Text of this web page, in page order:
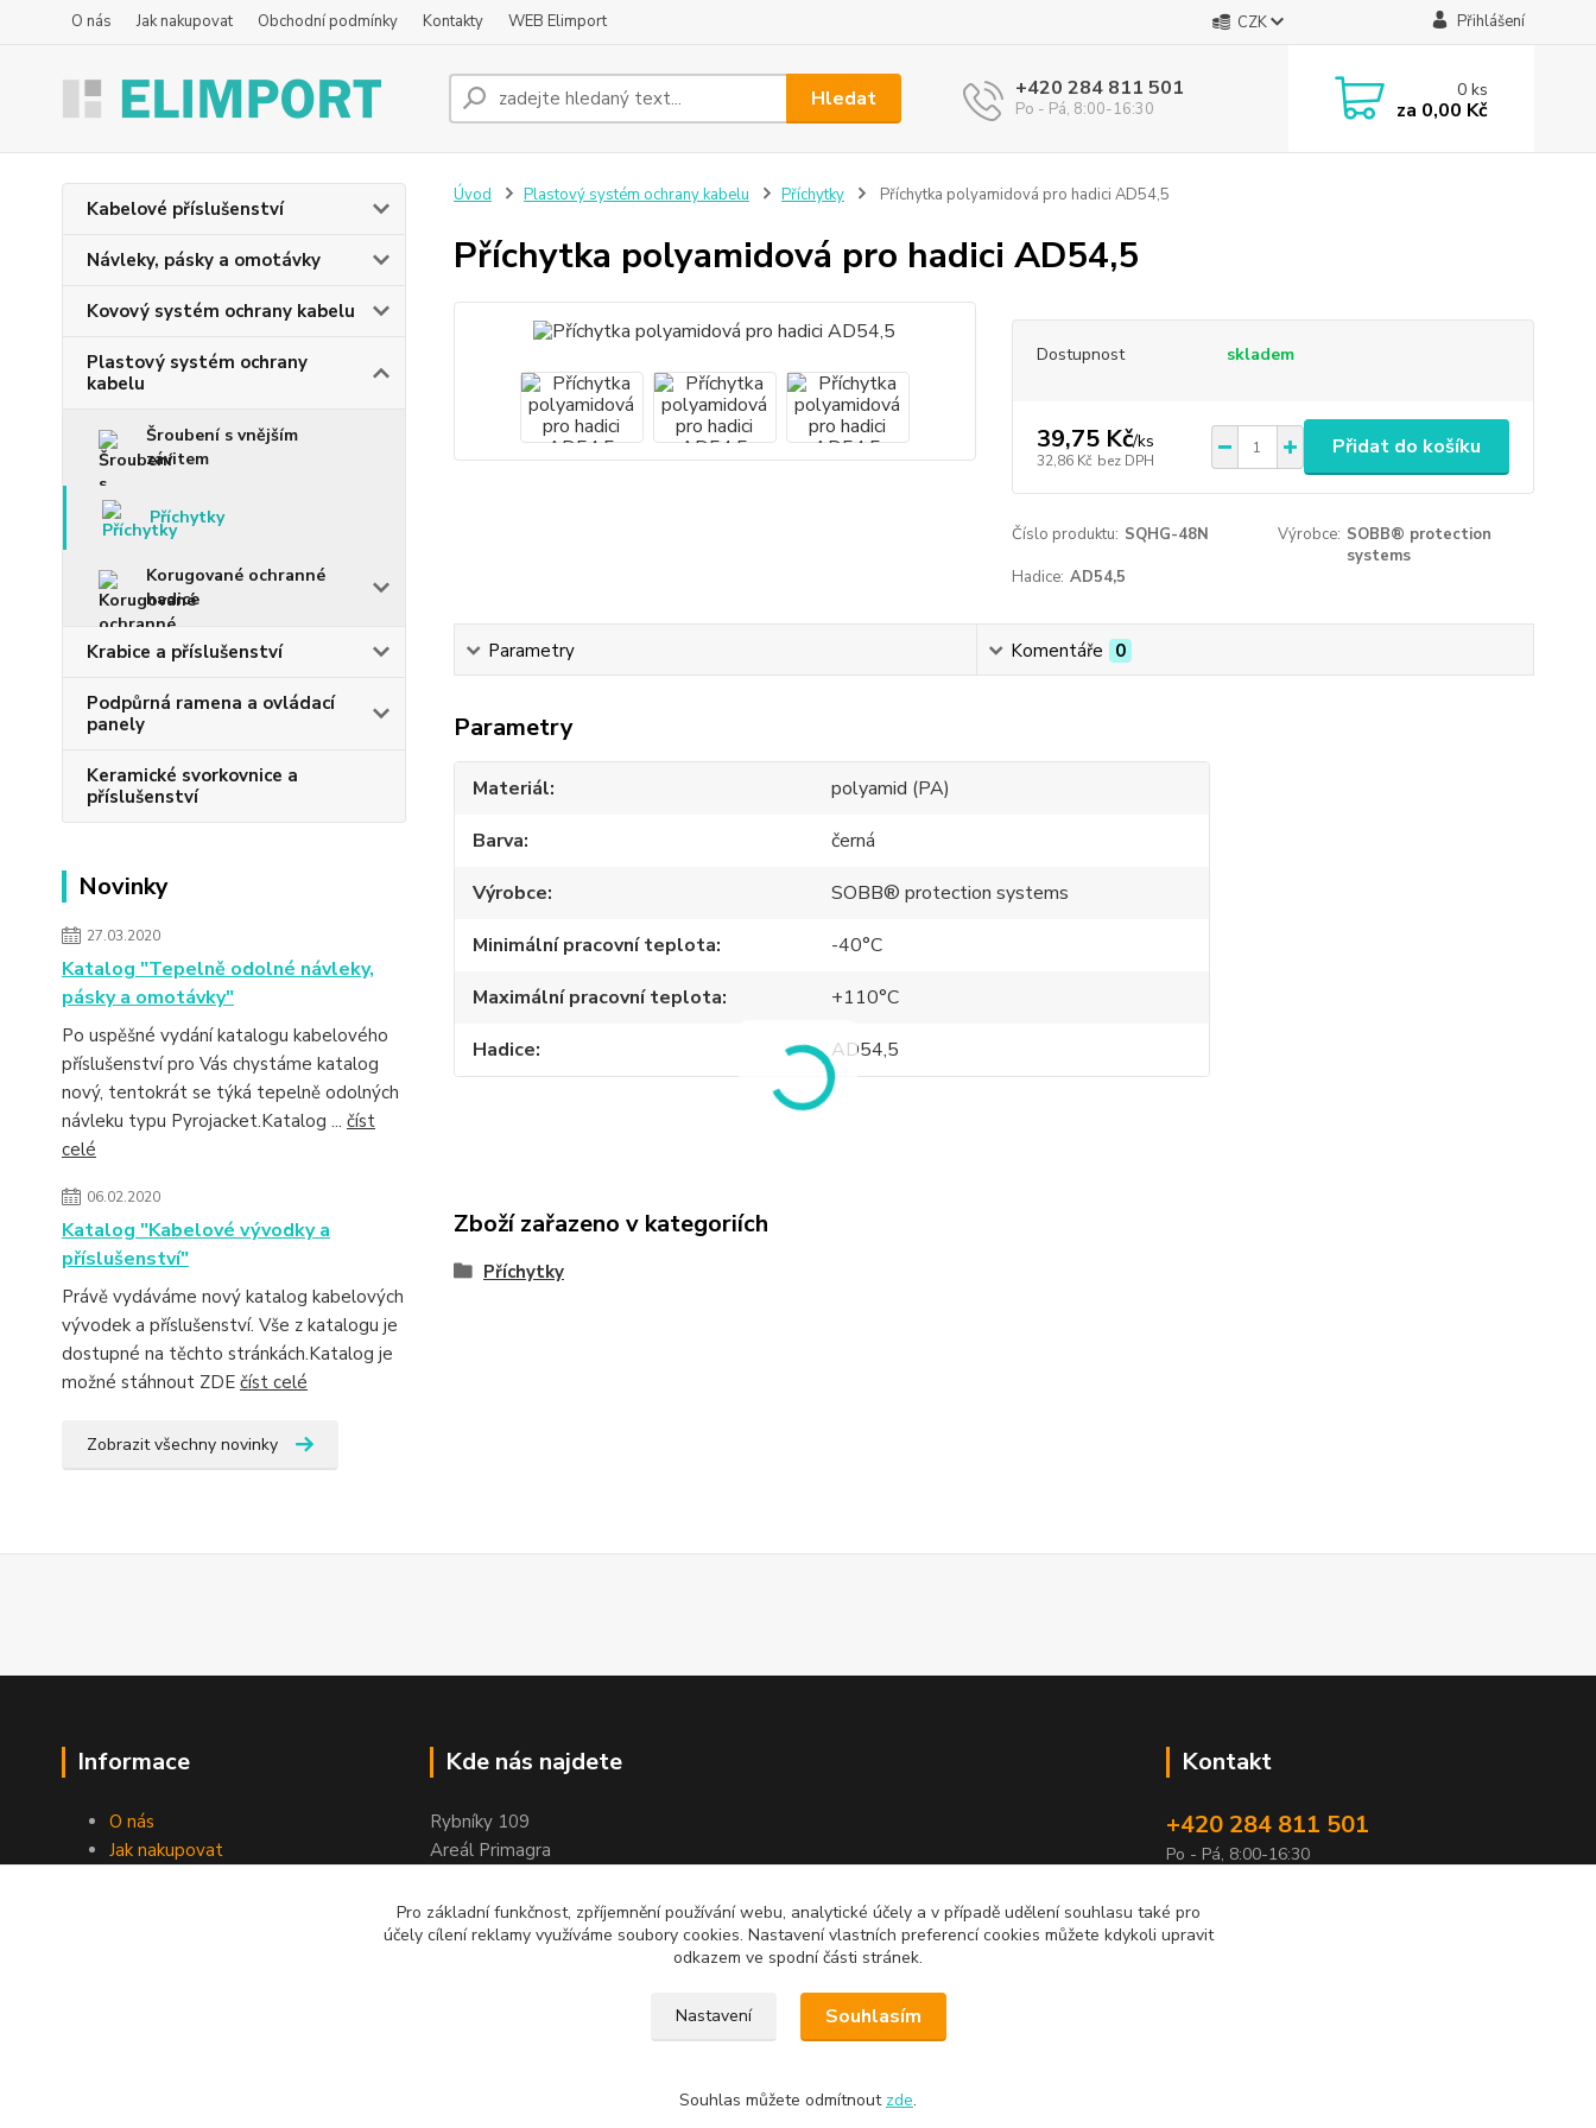
O nás Jak nakupovat Obchodní podmínky Kontakty WEB Elimport CZK Přihlášení
Hledat +420 284 811 501
Po - Pá, 8:00-16:30
0ks
za 0,00 Kč
Kabelové příslušenství
Návleky, pásky a omotávky
Kovový systém ochrany kabelu
Plastový systém ochrany
kabelu
Šroubení s vnějším
závitem
Příchytky
Korugované ochranné
hadice
Krabice a příslušenství
Podpůrná ramena a ovládací
panely
Keramické svorkovnice a
příslušenství
Novinky
27.03.2020
Katalog "Tepelně odolné návleky,
pásky a omotávky"
Po uspěšné vydání katalogu kabelového
příslušenství pro Vás chystáme katalog
nový, tentokrát se týká tepelně odolných
návleku typu Pyrojacket.Katalog ... číst
celé
06.02.2020
Katalog "Kabelové vývodky a
příslušenství"
Právě vydáváme nový katalog kabelových
vývodek a příslušenství. Vše z katalogu je
dostupné na těchto stránkách.Katalog je
možné stáhnout ZDE číst celé
Zobrazit všechny novinky
Úvod Plastový systém ochrany kabelu Příchytky Příchytka polyamidová pro hadici AD54,5
Příchytka polyamidová pro hadici AD54,5
Dostupnost skladem
39,75 Kč/ks
32,86 Kč bez DPH
Přidat do košíku
Číslo produktu: SQHG-48N Výrobce: SOBB® protection
systems
Hadice: AD54,5
Parametry Komentáře 0
Parametry
Materiál
polyamid (PA)
Barva
černá
Výrobce
SOBB® protection systems
Minimální pracovní teplota
-40°C
Maximální pracovní teplota
+110°C
Hadice
AD54,5
Zboží zařazeno v kategoriích
Příchytky
Informace
O nás
Jak nakupovat
Kde nás najdete
Rybníky 109
Areál Primagra
Kontakt
+420 284 811 501
Po - Pá, 8:00-16:30
Pro základní funkčnost, zpříjemnění používání webu, analytické účely a v případě udělení souhlasu také pro
účely cílení reklamy využíváme soubory cookies. Nastavení vlastních preferencí cookies můžete kdykoli upravit
odkazem ve spodní části stránek.
Nastavení Souhlasím
Souhlas můžete odmítnout zde.